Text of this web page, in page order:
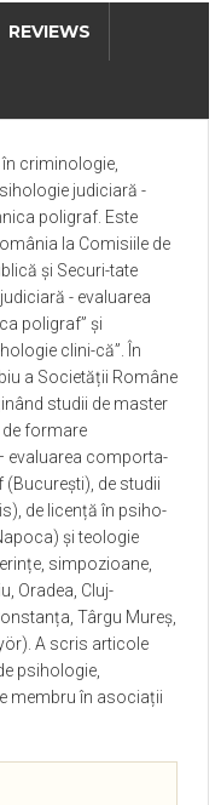
REVIEWS
criminologie,
judiciară -
poligraf. Este
la Comisiile de
și Securi-tate
- evaluarea
poligraf” și
clini-că”. În
a Societății Române
studii de master
de formare
evaluarea comporta-
de studii
de licență în psiho-
și teologie
simpozioane,
Oradea, Cluj-
Târgu Mureș,
A scris articole
psihologie,
membru în asociații